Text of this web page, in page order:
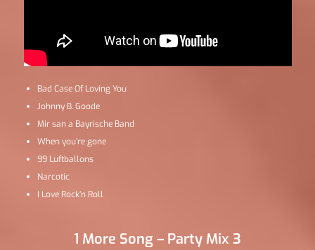
Bad Case Of Loving You
Johnny B. Goode
Mir san a Bayrische Band
When you’re gone
99 Luftballons
Narcotic
I Love Rock’n Roll
1 More Song – Party Mix 3